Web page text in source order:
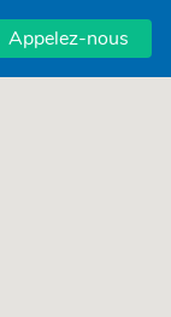
Appelez-nous